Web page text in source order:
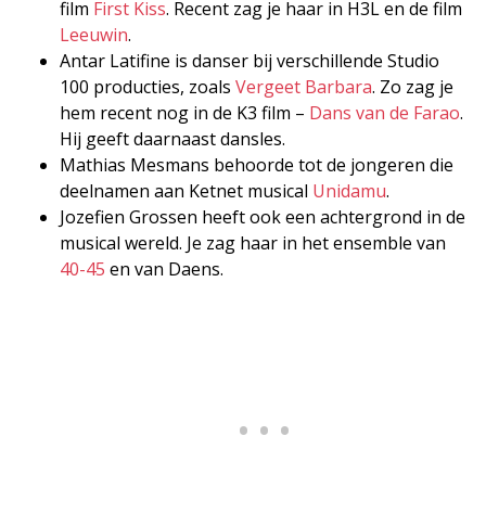
film First Kiss. Recent zag je haar in H3L en de film
Leeuwin.
Antar Latifine is danser bij verschillende Studio
100 producties, zoals Vergeet Barbara. Zo zag je
hem recent nog in de K3 film – Dans van de Farao.
Hij geeft daarnaast dansles.
Mathias Mesmans behoorde tot de jongeren die
deelnamen aan Ketnet musical Unidamu.
Jozefien Grossen heeft ook een achtergrond in de
musical wereld. Je zag haar in het ensemble van
40-45 en van Daens.